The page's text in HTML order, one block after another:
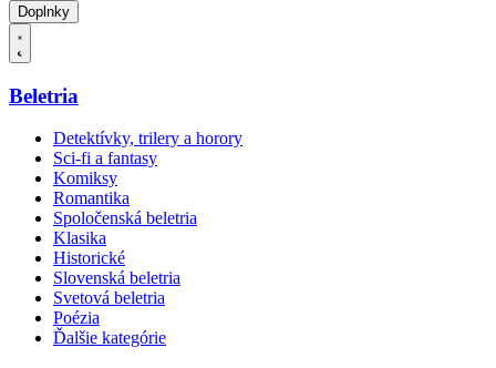
Doplnky
Beletria
Detektívky, trilery a horory
Sci-fi a fantasy
Komiksy
Romantika
Spoločenská beletria
Klasika
Historické
Slovenská beletria
Svetová beletria
Poézia
Ďalšie kategórie